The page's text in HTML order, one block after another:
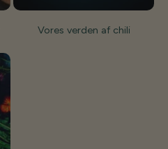
Vores verden af chili